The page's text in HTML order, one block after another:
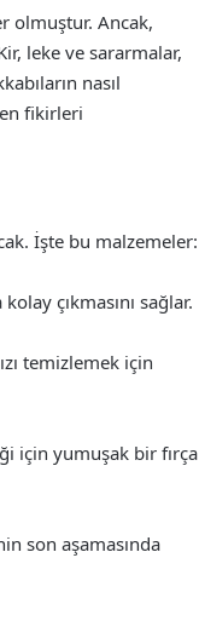
olmuştur. Ancak,
leke ve sararmalar,
nasıl
fikirleri
İşte bu malzemeler:
çıkmasını sağlar.
temizlemek için
için yumuşak bir fırça
son aşamasında